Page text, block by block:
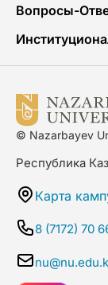
Вопросы-
© Nazarbayev
Республика
Карта
8 (7172) 70